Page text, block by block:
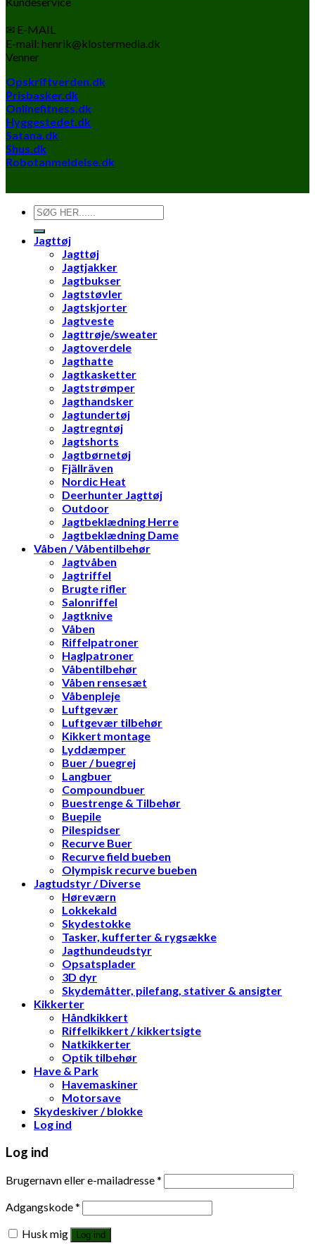
✉ E-MAIL
E-mail: henrik@klostermedia.dk
Venner
Opskriftverden.dk
Prisbasker.dk
Onlinefitness.dk
Hyggestedet.dk
Satana.dk
Shus.dk
Robotanmeldelse.dk
Søg
efter:
Jagttøj
Jagttøj
Jagtjakker
Jagtbukser
Jagtstøvler
Jagtskjorter
Jagtveste
Jagttrøje/sweater
Jagtoverdele
Jagthatte
Jagtkasketter
Jagtstrømper
Jagthandsker
Jagtundertøj
Jagtregntøj
Jagtshorts
Jagtbørnetøj
Fjällräven
Nordic Heat
Deerhunter Jagttøj
Outdoor
Jagtbeklædning Herre
Jagtbeklædning Dame
Våben / Våbentilbehør
Jagtvåben
Jagtriffel
Brugte rifler
Salonriffel
Jagtknive
Våben
Riffelpatroner
Haglpatroner
Våbentilbehør
Våben rensesæt
Våbenpleje
Luftgevær
Luftgevær tilbehør
Kikkert montage
Lyddæmper
Buer / buegrej
Langbuer
Compoundbuer
Buestrenge & Tilbehør
Buepile
Pilespidser
Recurve Buer
Recurve field bueben
Olympisk recurve bueben
Jagtudstyr / Diverse
Høreværn
Lokkekald
Skydestokke
Tasker, kufferter & rygsække
Jagthundeudstyr
Opsatsplader
3D dyr
Skydemåtter, pilefang, stativer & ansigter
Kikkerter
Håndkikkert
Riffelkikkert / kikkertsigte
Natkikkerter
Optik tilbehør
Have & Park
Havemaskiner
Motorsave
Skydeskiver / blokke
Log ind
Log ind
Brugernavn eller e-mailadresse*
Adgangskode*
Husk mig
Log ind